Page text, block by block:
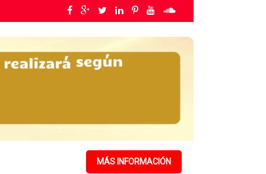
y fortalecimiento de capacidades. »Rumbo a su primer congreso, PPG
MÁS INFORMACIÓN